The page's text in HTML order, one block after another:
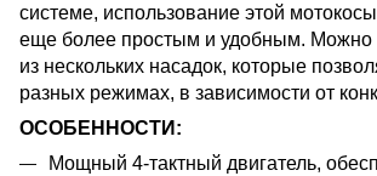
системе, использование этой
еще более простым и удобным. Можно
из нескольких насадок, которые
разных режимах, в зависимости от
ОСОБЕННОСТИ:
Мощный 4-тактный двигатель,